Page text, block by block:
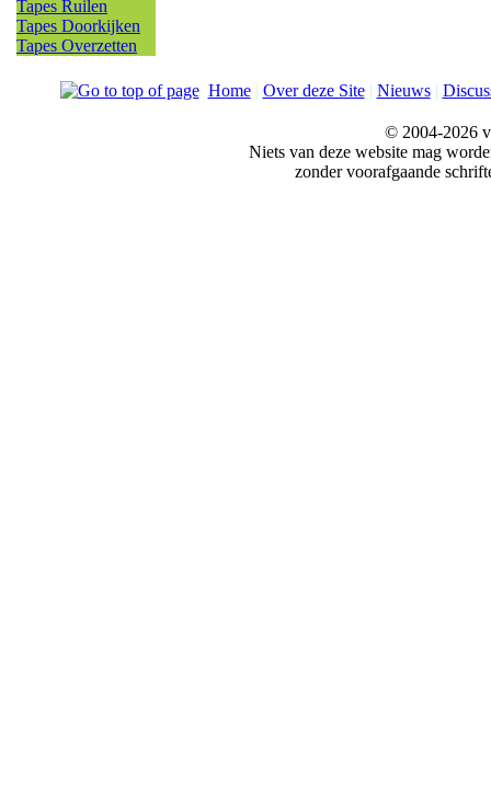
Tapes Ruilen
Tapes Doorkijken
Tapes Overzetten
Home| Over deze Site| Nieuws|
© 2004-2026
Niets van deze website mag
zonder voorafgaande